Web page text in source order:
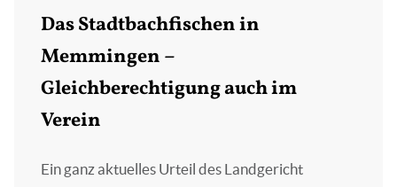
Das Stadtbachfischen in
Memmingen –
Gleichberechtigung auch im
Verein
Ein ganz aktuelles Urteil des Landgericht